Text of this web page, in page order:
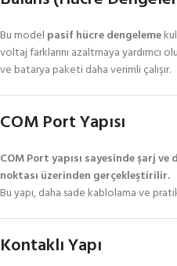
Bu model pasif hücre dengeleme
voltaj farklarını azaltmaya yardımcı
ve batarya paketi daha verimli çalışır.
COM Port Yapısı
COM Port yapısı sayesinde şarj
noktası üzerinden gerçekleştirilir.
Bu yapı, daha sade kablolama ve
Kontaklı Yapı